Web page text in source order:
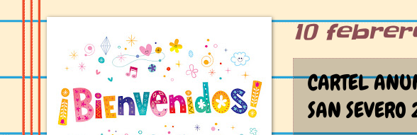
10
CARTEL
SAN